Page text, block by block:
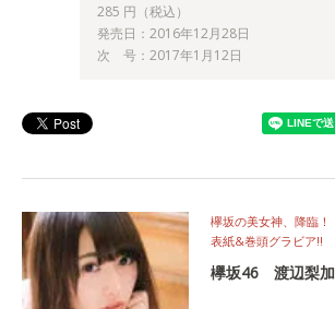
285 円（税込）
発売日：2016年12月28日
次 号：2017年1月12日
欅坂の美女神、降臨！
表紙&巻頭グラビア!!
欅坂46 渡辺梨加